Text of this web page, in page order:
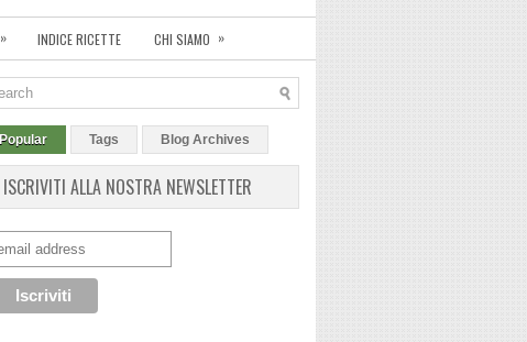
» INDICE RICETTE CHI SIAMO »
Popular Tags Blog Archives
ISCRIVITI ALLA NOSTRA NEWSLETTER